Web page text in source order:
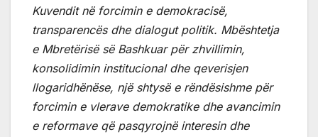
Kuvendit në forcimin e demokracisë,
transparencës dhe dialogut politik. Mbështetja
e Mbretërisë së Bashkuar për zhvillimin,
konsolidimin institucional dhe qeverisjen
llogaridhënëse, një shtysë e rëndësishme për
forcimin e vlerave demokratike dhe avancimin
e reformave që pasqyrojnë interesin dhe